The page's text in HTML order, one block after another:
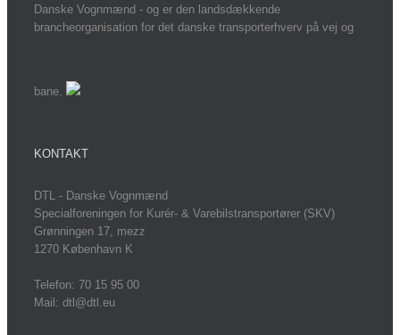
Danske Vognmænd - og er den landsdækkende
brancheorganisation for det danske transporterhverv på vej og
bane.
KONTAKT
DTL - Danske Vognmænd
Specialforeningen for Kurér- & Varebilstransportører (SKV)
Grønningen 17, mezz
1270 København K
Telefon: 70 15 95 00
Mail: dtl@dtl.eu